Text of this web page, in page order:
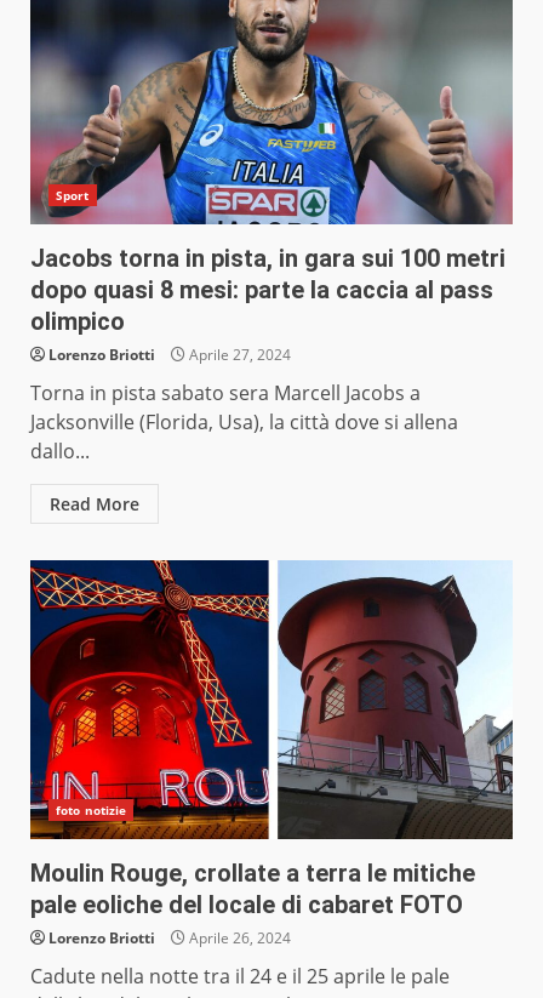
Sport
Jacobs torna in pista, in gara sui 100 metri
dopo quasi 8 mesi: parte la caccia al pass
olimpico
Lorenzo Briotti Aprile 27, 2024
Torna in pista sabato sera Marcell Jacobs a
Jacksonville (Florida, Usa), la città dove si allena
dallo...
Read More
foto notizie
Moulin Rouge, crollate a terra le mitiche
pale eoliche del locale di cabaret FOTO
Lorenzo Briotti Aprile 26, 2024
Cadute nella notte tra il 24 e il 25 aprile le pale